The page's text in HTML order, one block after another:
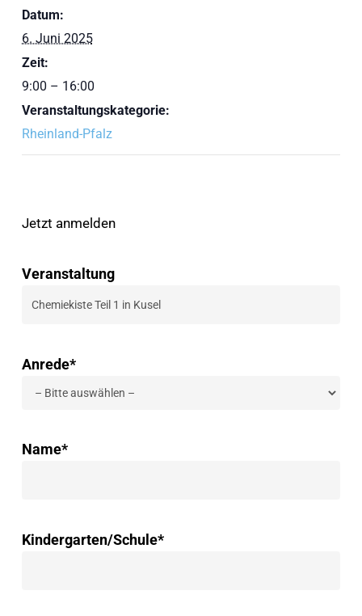
Datum:
6. Juni 2025
Zeit:
9:00 – 16:00
Veranstaltungskategorie:
Rheinland-Pfalz
Jetzt anmelden
Veranstaltung
Anrede*
Name*
Kindergarten/Schule*